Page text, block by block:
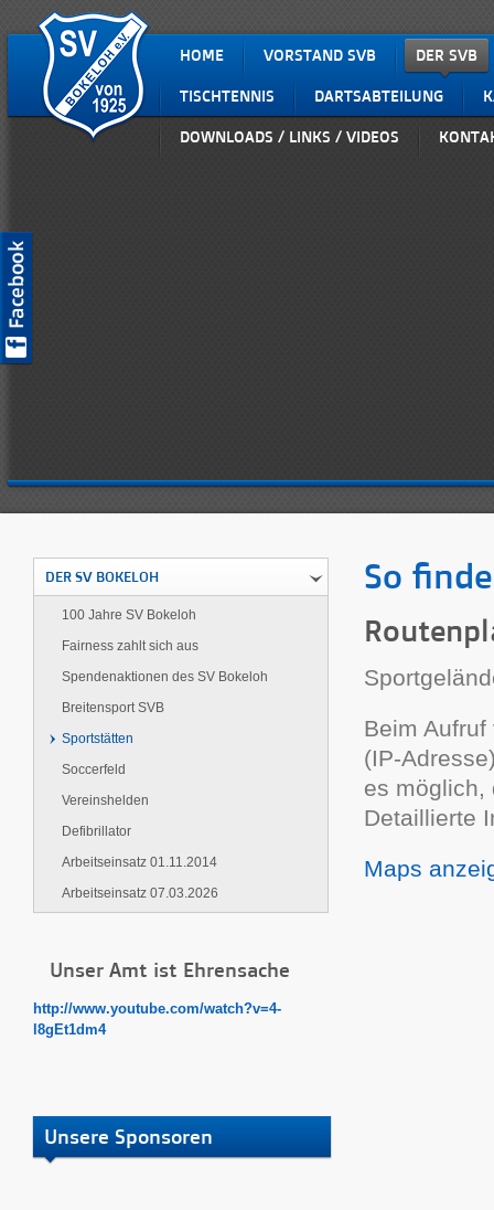
HOME VORSTAND SVB DER SVB
TISCHTENNIS DARTSABTEILUNG
DOWNLOADS / LINKS / VIDEOS
DER SV BOKELOH
100 Jahre SV Bokeloh
Fairness zahlt sich aus
Spendenaktionen des SV Bokeloh
Breitensport SVB
Sportstätten
Soccerfeld
Vereinshelden
Defibrillator
Arbeitseinsatz 01.11.2014
Arbeitseinsatz 07.03.2026
Unser Amt ist Ehrensache
http://www.youtube.com/watch?v=4-
l8gEt1dm4
Unsere Sponsoren
So
Beim
(IP-
es möglich,
Detaillierte
Maps